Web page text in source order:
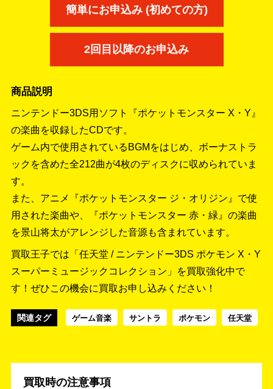
簡単にお申込み (初めての方)
2回目以降のお申込み
商品説明
ニンテンドー3DS用ソフト『ポケットモンスター X・Y』
の楽曲を収録したCDです。
ゲーム内で使用されているBGMをはじめ、ボーナストラ
ックを含めた全212曲が4枚のディスクに収められていま
す。
また、アニメ『ポケットモンスター ジ・オリジン』で使
用された楽曲や、『ポケットモンスター 赤・緑』の楽曲
を景山将太がアレンジした音源も含まれています。
買取王子では「任天堂 / ニンテンドー3DS ポケモン X・Y
スーパーミュージックコレクション」を買取強化中で
す！ ぜひこの機会に買取お申し込みください！
関連タグ ゲーム音楽 サントラ ポケモン 任天堂
買取時の注意事項